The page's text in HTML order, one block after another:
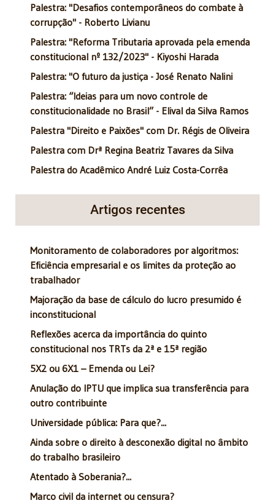
Palestra: "Desafios contemporâneos do combate à
corrupção" - Roberto Livianu
Palestra: "Reforma Tributaria aprovada pela emenda
constitucional nº 132/2023" - Kiyoshi Harada
Palestra: "O futuro da justiça - José Renato Nalini
Palestra: “Ideias para um novo controle de
constitucionalidade no Brasil” - Elival da Silva Ramos
Palestra "Direito e Paixões" com Dr. Régis de Oliveira
Palestra com Drª Regina Beatriz Tavares da Silva
Palestra do Acadêmico André Luiz Costa-Corrêa
Artigos recentes
Monitoramento de colaboradores por algoritmos:
Eficiência empresarial e os limites da proteção ao
trabalhador
Majoração da base de cálculo do lucro presumido é
inconstitucional
Reflexões acerca da importância do quinto
constitucional nos TRTs da 2ª e 15ª região
5X2 ou 6X1 – Emenda ou Lei?
Anulação do IPTU que implica sua transferência para
outro contribuinte
Universidade pública: Para que?...
Ainda sobre o direito à desconexão digital no âmbito
do trabalho brasileiro
Atentado à Soberania?...
Marco civil da internet ou censura?